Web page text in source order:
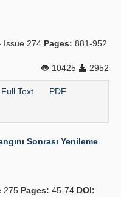
Issue 274 Pages: 881-952
10425
2952
Full Text PDF
Sonrası Yenileme
275 Pages: 45-74 DOI: